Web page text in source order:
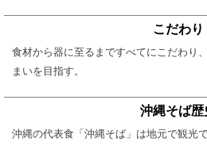
こだわり
食材から器に至るまですべてにこだわり
まいを目指す。
沖縄そば歴
沖縄の代表食「沖縄そば」は地元で観光